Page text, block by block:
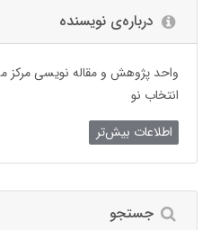
درباره‌ی نویسنده
واحد پژوهش و مقاله نویسی مرکز
انتخاب نو
اطلاعات بیش‌تر
جستجو